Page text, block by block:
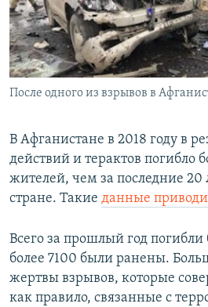
СПОРТ
МИР
БЛОГИ
ГОЛОСА
ЧИТАЕМ ПРЕССУ
АРХИВ РАДИОПРОГРАММЫ
Все сайты РСЕ/РС
После одного из взрывов в
В Афганистане в 2018 году в
действий и терактов
жителей, чем за последние 20
стране. Такие данные
Всего за прошлый год погибли
более 7100 были ранены.
жертвы взрывов, которые
как правило, связанные с